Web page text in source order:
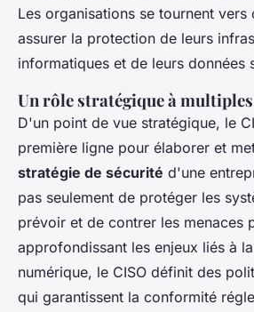
Les organisations se tournent
assurer la protection de leurs
informatiques et de leurs données
Unrôle stratégiqueà
D'un point de vue stratégique, le
première ligne pour élaborer et
stratégie de sécurité d'une
pas seulement de protéger les
prévoir et de contrer les menaces
approfondissant les enjeux liés à
numérique, le CISO définit des
qui garantissent la conformité